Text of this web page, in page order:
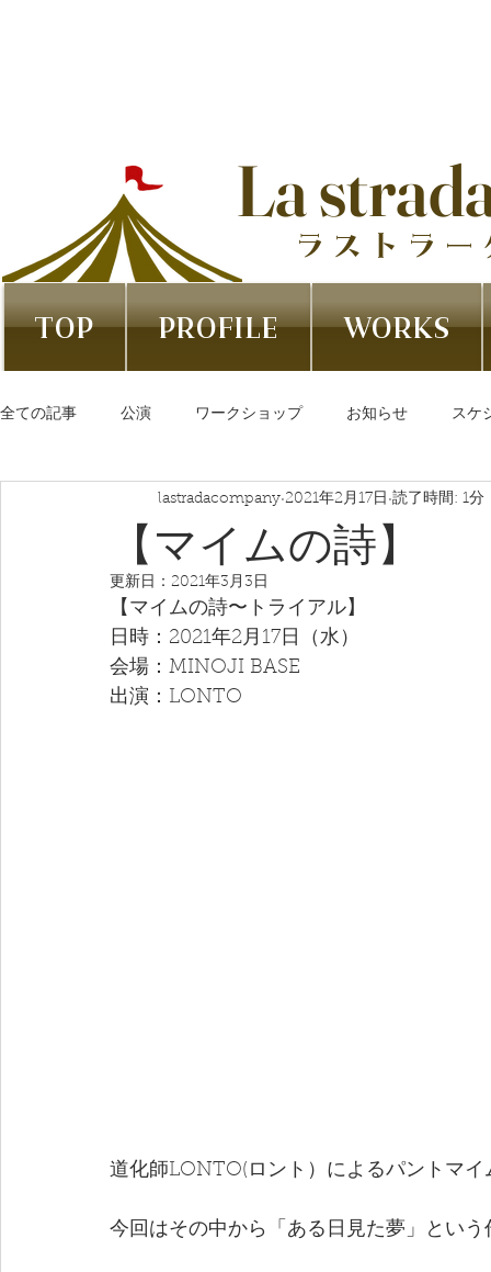
La
ラストラ
TOP PROFILE WORKS
全ての記事 公演 ワークショップ お知らせ スケ
【マイムの詩】
lastradacompany 2021年2月17日 読了時間: 1分
更新日： 2021年3月3日
【マイムの詩〜トライアル】
日時：2021年2月17日（水）
会場：MINOJI BASE
出演：LONTO
道化師LONTO(ロント）によるパントマ
今回はその中から「ある日見た夢」とい